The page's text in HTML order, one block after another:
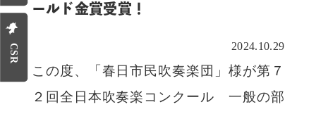
CSR
ールド金賞受賞！
2024.10.29
この度、「春日市民吹奏楽団」様が第７
２回全日本吹奏楽コンクール 一般の部